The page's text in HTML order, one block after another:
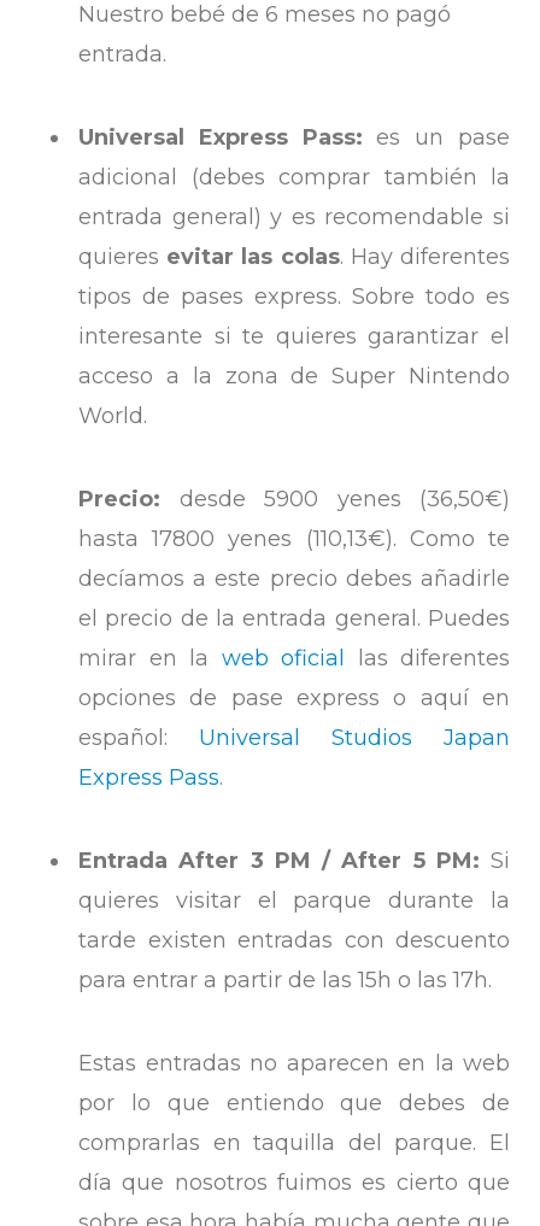
Nuestro bebé de 6 meses no pagó
entrada.
Universal Express Pass: es un pase
adicional (debes comprar también la
entrada general) y es recomendable si
quieres evitar las colas. Hay diferentes
tipos de pases express. Sobre todo es
interesante si te quieres garantizar el
acceso a la zona de Super Nintendo
World.
Precio: desde 5900 yenes (36,50€)
hasta 17800 yenes (110,13€). Como te
decíamos a este precio debes añadirle
el precio de la entrada general. Puedes
mirar en la web oficial
las diferentes
opciones de pase express o aquí en
español: Universal Studios Japan
Express Pass.
Entrada After 3 PM / After 5 PM: Si
quieres visitar el parque durante la
tarde existen entradas con descuento
para entrar a partir de las 15h o las 17h.
Estas entradas no aparecen en la web
por lo que entiendo que debes de
comprarlas en taquilla del parque. El
día que nosotros fuimos es cierto que